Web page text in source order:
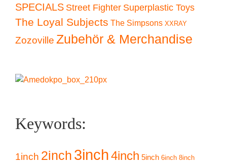
SPECIALS Street Fighter Superplastic Toys
The Loyal Subjects The Simpsons XXRAY
Zozoville Zubehör & Merchandise
Keywords:
1inch 2inch 3inch4inch 5inch 6inch 8inch